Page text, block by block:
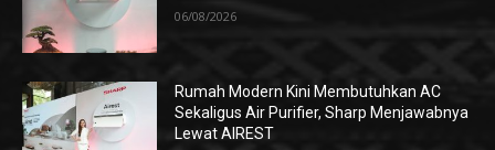
06/08/2026
Rumah Modern Kini Membutuhkan AC
Sekaligus Air Purifier, Sharp Menjawabnya
Lewat AIREST